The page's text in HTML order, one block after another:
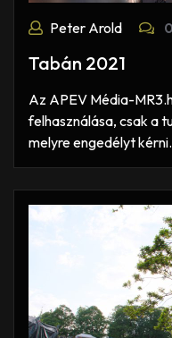
Peter Arold
Tabán 2021
Az APEV Média-
felhasználása, csak a
melyre engedélyt